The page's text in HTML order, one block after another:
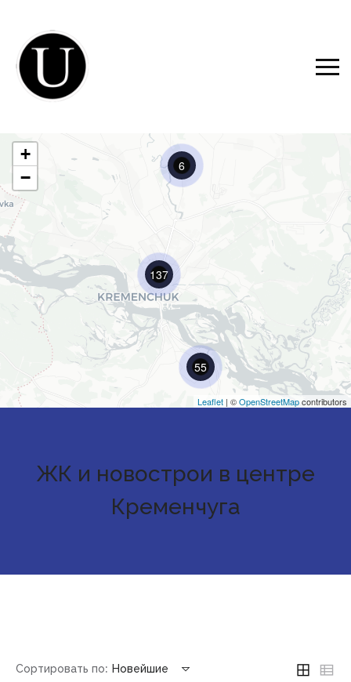
55
6
137
+
−
Leaflet | ©OpenStreetMapcontributors
ЖК и новострои в центре
Кременчуга
Сортировать по: Новейшие